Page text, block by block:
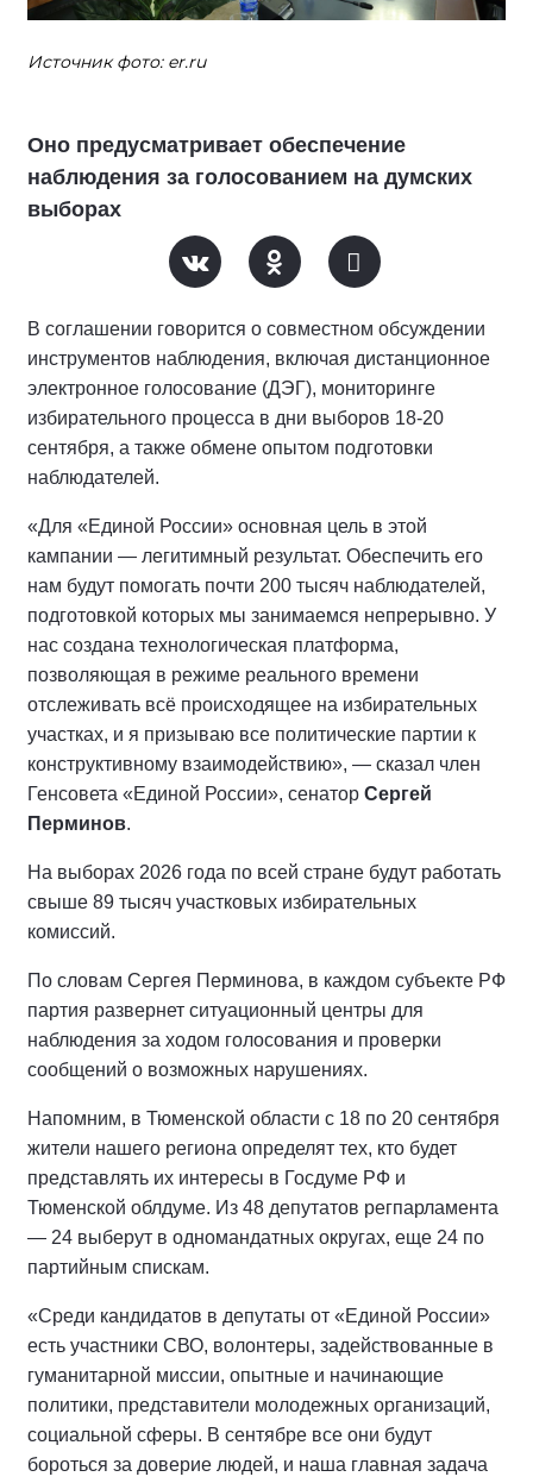
Источник фото: er.ru
Оно предусматривает обеспечение
наблюдения за голосованием на думских
выборах
В соглашении говорится о совместном обсуждении
инструментов наблюдения, включая дистанционное
электронное голосование (ДЭГ), мониторинге
избирательного процесса в дни выборов 18-20
сентября, а также обмене опытом подготовки
наблюдателей.
«Для «Единой России» основная цель в этой
кампании — легитимный результат. Обеспечить его
нам будут помогать почти 200 тысяч наблюдателей,
подготовкой которых мы занимаемся непрерывно. У
нас создана технологическая платформа,
позволяющая в режиме реального времени
отслеживать всё происходящее на избирательных
участках, и я призываю все политические партии к
конструктивному взаимодействию», — сказал член
Генсовета «Единой России», сенатор Сергей
Перминов.
На выборах 2026 года по всей стране будут работать
свыше 89 тысяч участковых избирательных
комиссий.
По словам Сергея Перминова, в каждом субъекте РФ
партия развернет ситуационный центры для
наблюдения за ходом голосования и проверки
сообщений о возможных нарушениях.
Напомним, в Тюменской области с 18 по 20 сентября
жители нашего региона определят тех, кто будет
представлять их интересы в Госдуме РФ и
Тюменской облдуме. Из 48 депутатов регпарламента
— 24 выберут в одномандатных округах, еще 24 по
партийным спискам.
«Среди кандидатов в депутаты от «Единой России»
есть участники СВО, волонтеры, задействованные в
гуманитарной миссии, опытные и начинающие
политики, представители молодежных организаций,
социальной сферы. В сентябре все они будут
бороться за доверие людей, и наша главная задача